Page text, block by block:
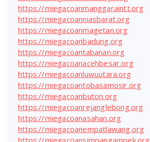
https://miegacoanmanggaraintt.org
https://miegacoanniasbarat.org
https://miegacoanmagetan.org
https://miegacoanbadung.org
https://miegacoantabanan.org
https://miegacoanacehbesar.org
https://miegacoanluwuutara.org
https://miegacoantobasamosir.org
https://miegacoanbuton.org
https://miegacoanrejanglebong.org
https://miegacoanasahan.org
https://miegacoanempatlawang.org